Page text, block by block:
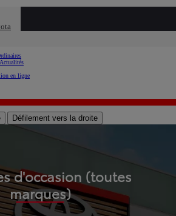
en ligne
Défilement vers la droite
d'occasion (toutes
marques)